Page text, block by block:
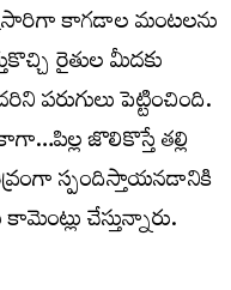
కాగడాల మంటలను
రైతుల మీదకు
పరుగులు పెట్టించింది.
జొలికొస్తే తల్లి
తీవ్రంగా స్పందిస్తాయనడానికి
చేస్తున్నారు.